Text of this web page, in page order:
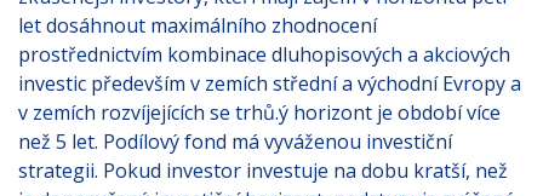
let dosáhnout maximálního zhodnocení
prostřednictvím kombinace dluhopisových a akciových
investic především v zemích střední a východní Evropy a
v zemích rozvíjejících se trhů.ý horizont je období více
než 5 let. Podílový fond má vyváženou investiční
strategii. Pokud investor investuje na dobu kratší, než